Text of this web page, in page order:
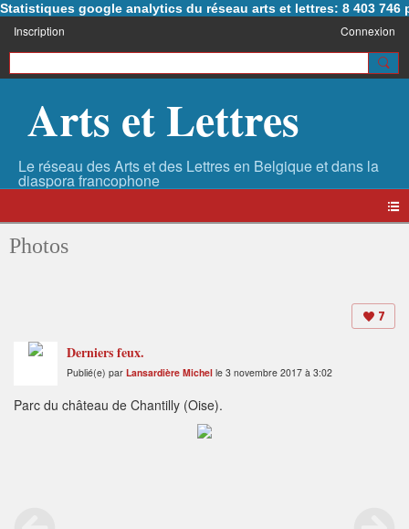
Statistiques google analytics du réseau arts et lettres: 8 403 746
Inscription Connexion
Arts et Lettres
Photos
7
Derniers feux.
Publié(e) par Lansardière Michel le 3 novembre 2017 à 3:02
Parc du château de Chantilly (Oise).